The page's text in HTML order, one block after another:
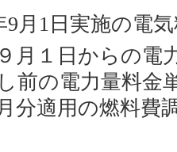
月1日実施の電
月１日からの電
前の電力量料金
分適用の燃料費